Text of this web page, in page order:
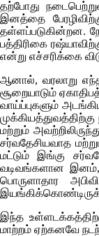
தற்போது
இனத்தை
தள்ளப்படுகின்றன.
பத்திரிகை
என்று எச்சரிக்கை
ஆனால், வரலாறு
சூறையாடும்
வாய்ப்புகளும்
மற்றும்
சர்வதேசியவாத
மட்டும் இங்கு
வடிவங்களான இனம்,
பொருளாதார
இந்த
மாற்றம் ஏற்கனவே